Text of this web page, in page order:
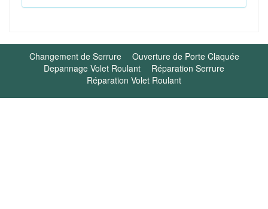
Changement de Serrure
Ouverture de Porte Claquée
Depannage Volet Roulant
Réparation Serrure
Réparation Volet Roulant